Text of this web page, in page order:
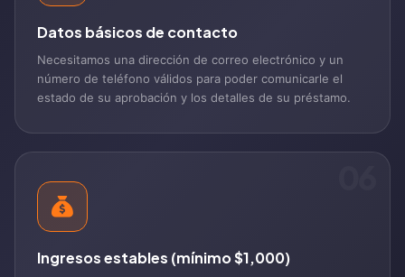
Datos básicos de contacto
Necesitamos una dirección de correo electrónico y un
número de teléfono válidos para poder comunicarle el
estado de su aprobación y los detalles de su préstamo.
Ingresos estables (mínimo $1,000)